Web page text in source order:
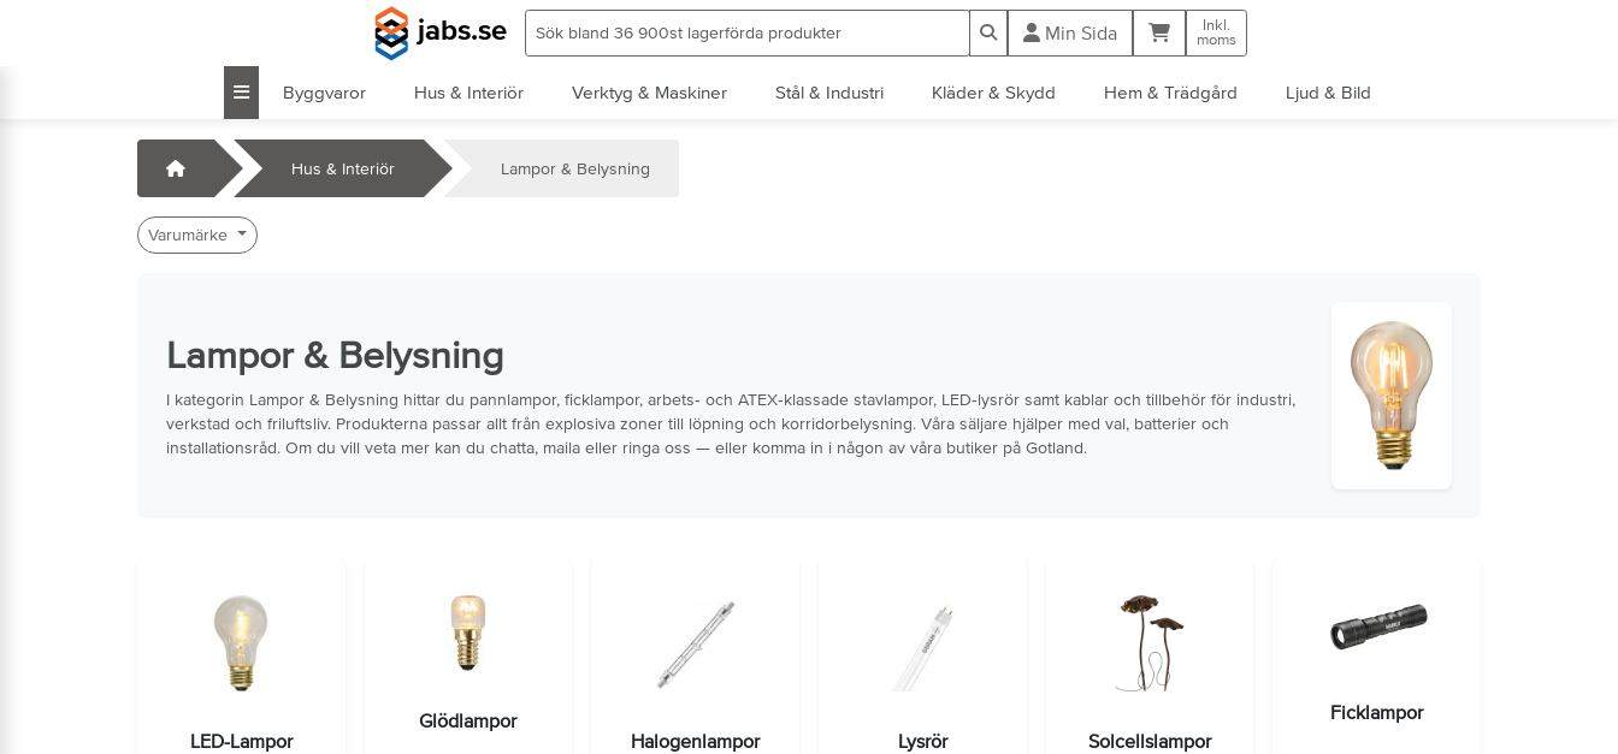
jabs.se Min Sida Kundvagn
Inkl.
moms
Byggvaror Hus & Interiör Verktyg & Maskiner Stål & Industri Kläder & Skydd Hem & Trädgård Ljud & Bild
Startsida Hus & Interiör Lampor & Belysning
Varumärke
Lampor & Belysning
I kategorin Lampor & Belysning hittar du pannlampor, ficklampor, arbets‑ och ATEX‑klassade stavlampor, LED‑lysrör samt kablar och tillbehör för industri,
verkstad och friluftsliv. Produkterna passar allt från explosiva zoner till löpning och korridorbelysning. Våra säljare hjälper med val, batterier och
installationsråd. Om du vill veta mer kan du chatta, maila eller ringa oss — eller komma in i någon av våra butiker på Gotland.
LED-Lampor
Glödlampor
Halogenlampor
Lysrör Solcellslampor
Ficklampor